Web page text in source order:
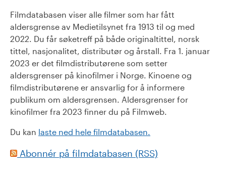
Filmdatabasen viser alle filmer som har fått
aldersgrense av Medietilsynet fra 1913 til og med
2022. Du får søketreff på både originaltittel, norsk
tittel, nasjonalitet, distributør og årstall. Fra 1. januar
2023 er det filmdistributørene som setter
aldersgrenser på kinofilmer i Norge. Kinoene og
filmdistributørene er ansvarlig for å informere
publikum om aldersgrensen. Aldersgrenser for
kinofilmer fra 2023 finner du på Filmweb.
Du kan laste ned hele filmdatabasen.
Abonnér på filmdatabasen (RSS)